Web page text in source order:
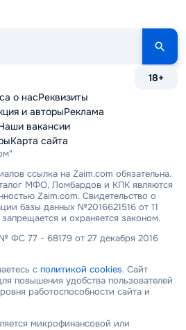
18+
о насРеквизиты
и авторыРеклама
вакансии
Карта сайта
ссылка на Zaim.com обязательна.
МФО, Ломбардов и КПК являются
Zaim.com. Свидетельство о
базы данных №2016621516 от 11
и охраняется законом.
ФС 77 - 68179 от 27 декабря 2016
с политикой cookies. Сайт
повышения удобства пользователей
работоспособности сайта и
микрофинансовой или